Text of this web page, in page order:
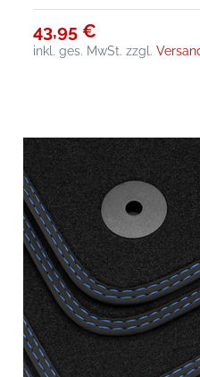
43,95 €
inkl. ges. MwSt. zzgl.